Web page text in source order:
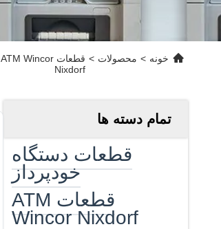
خونه > محصولات >
قطعات ATM Wincor
Nixdorf
تمام دسته ها
قطعات دستگاه
خودپرداز
قطعات ATM
Wincor Nixdorf